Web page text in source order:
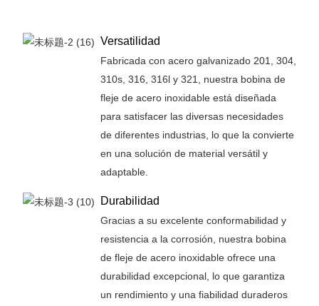
Versatilidad
Fabricada con acero galvanizado 201, 304,
310s, 316, 316l y 321, nuestra bobina de
fleje de acero inoxidable está diseñada
para satisfacer las diversas necesidades
de diferentes industrias, lo que la convierte
en una solución de material versátil y
adaptable.
Durabilidad
Gracias a su excelente conformabilidad y
resistencia a la corrosión, nuestra bobina
de fleje de acero inoxidable ofrece una
durabilidad excepcional, lo que garantiza
un rendimiento y una fiabilidad duraderos